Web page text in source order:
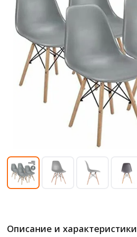
Описание и характеристики